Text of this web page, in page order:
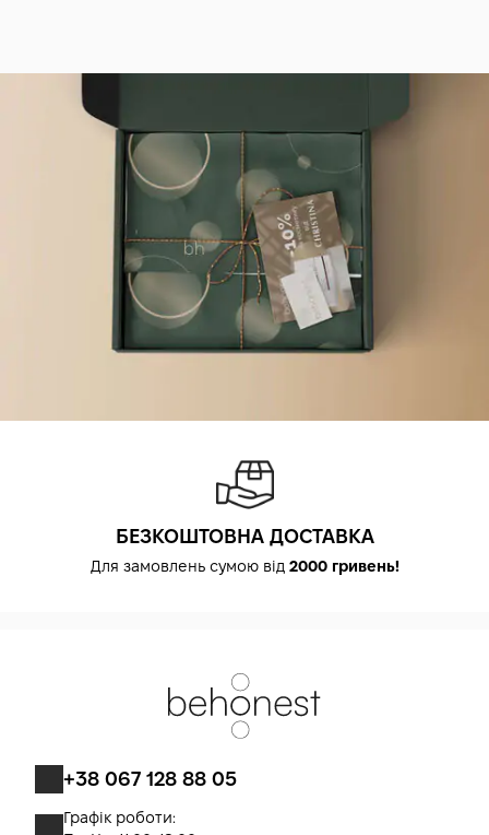
БЕЗКОШТОВНА ДОСТАВКА
Для замовлень сумою від 2000 гривень!
+38 067 128 88 05
Графік роботи: